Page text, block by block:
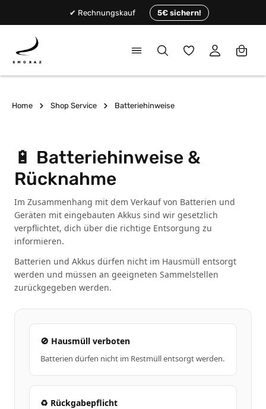
✔ Rechnungskauf 5€ sichern!
Du hast 0
Home Shop Service Batteriehinweise
🔋 Batteriehinweise &
Rücknahme
Im Zusammenhang mit dem Verkauf von Batterien und
Geräten mit eingebauten Akkus sind wir gesetzlich
verpflichtet, dich über die richtige Entsorgung zu
informieren.
Batterien und Akkus dürfen nicht im Hausmüll entsorgt
werden und müssen an geeigneten Sammelstellen
zurückgegeben werden.
🚫 Hausmüll verboten
Batterien dürfen nicht im Restmüll entsorgt werden.
♻️ Rückgabepflicht